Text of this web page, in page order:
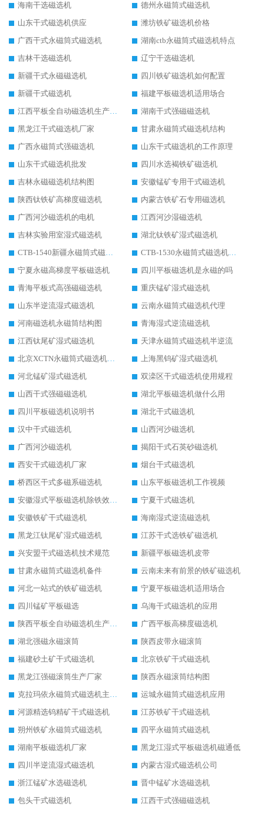
海南干选磁选机
德州永磁筒式磁选机
山东干式磁选机供应
潍坊铁矿磁选机价格
广西干式永磁筒式磁选机
湖南ctb永磁筒式磁选机特点
吉林干选磁选机
辽宁干选磁选机
新疆干式永磁磁选机
四川铁矿磁选机如何配置
新疆干式磁选机
福建平板磁选机适用场合
江西平板全自动磁选机生产厂家
湖南干式强磁磁选机
黑龙江干式磁选机厂家
甘肃永磁筒式磁选机结构
广西永磁筒式强磁选机
山东干式磁选机的工作原理
山东干式磁选机批发
四川水选褐铁矿磁选机
吉林永磁磁选机结构图
安徽锰矿专用干式磁选机
陕西钛铁矿高梯度磁选机
内蒙古铁矿石专用磁选机
广西河沙磁选机的电机
江西河沙湿磁选机
吉林实验用室湿式磁选机
湖北钛铁矿湿式磁选机
CTB-1540新疆永磁筒式磁选机
CTB-1530永磁筒式磁选机代理商
宁夏永磁高梯度平板磁选机
四川平板磁选机是永磁的吗
青海平板式高强磁磁选机
重庆锰矿湿式磁选机
山东半逆流湿式磁选机
云南永磁筒式磁选机代理
河南磁选机永磁筒结构图
青海湿式逆流磁选机
江西钛尾矿湿式磁选机
天津永磁筒式磁选机半逆流
北京XCTN永磁筒式磁选机磁块位置
上海黑钨矿湿式磁选机
河北锰矿湿式磁选机
双滦区干式磁选机使用规程
山西干式强磁磁选机
湖北平板磁选机做什么用
四川平板磁选机说明书
湖北干式磁选机
汉中干式磁选机
山西河沙磁选机
广西河沙磁选机
揭阳干式石英砂磁选机
西安干式磁选机厂家
烟台干式磁选机
桥西区干式多磁系磁选机
山东平板磁选机工作视频
安徽湿式平板磁选机除铁效果怎么样
宁夏干式磁选机
安徽铁矿干式磁选机
海南湿式逆流磁选机
黑龙江钛尾矿湿式磁选机
江苏干式选铁矿磁选机
兴安盟干式磁选机技术规范
新疆平板磁选机皮带
甘肃永磁筒式磁选机备件
云南未来有前景的铁矿磁选机
河北一站式的铁矿磁选机
宁夏平板磁选机适用场合
四川锰矿平板磁选
乌海干式磁选机的应用
陕西平板全自动磁选机生产厂家
广西平板高梯度磁选机
湖北强磁永磁滚筒
陕西皮带永磁滚筒
福建砂土矿干式磁选机
北京铁矿干式磁选机
黑龙江强磁滚筒生产厂家
陕西永磁滚筒结构图
克拉玛依永磁筒式磁选机主要技术参数
运城永磁筒式磁选机应用
河源精选钨精矿干式磁选机
江苏铁矿干式磁选机
朔州铁矿永磁筒式磁选机
四平永磁筒式磁选机
湖南平板磁选机厂家
黑龙江湿式平板磁选机磁通低
四川半逆流湿式磁选机
内蒙古湿式磁选机公司
浙江锰矿水选磁选机
晋中锰矿水选磁选机
包头干式磁选机
江西干式强磁磁选机